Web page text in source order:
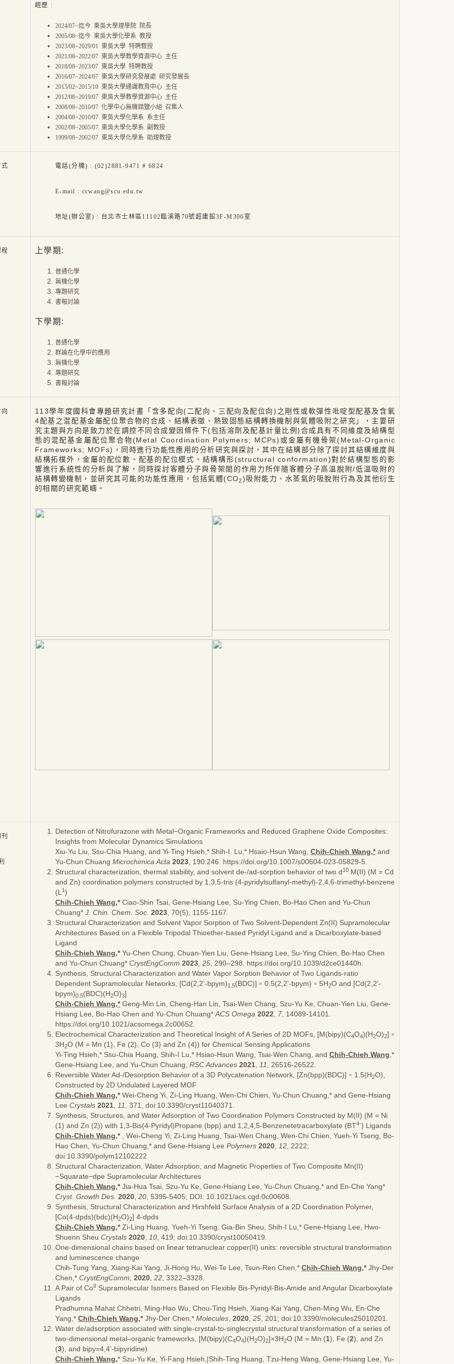
經歷 :
2024/07~迄今 東吳大學理學院 院長
2005/08~迄今 東吳大學化學系 教授
2023/08~2029/01 東吳大學 特聘教授
2021/08~2022/07 東吳大學教學資源中心 主任
2018/08~2023/07 東吳大學 特聘教授
2016/07~2024/07 東吳大學研究發展處 研究發展長
2015/02~2015/10 東吳大學通識教育中心 主任
2012/08~2019/07 東吳大學教學資源中心 主任
2008/08~2010/07 化學中心無機錯鹽小組 召集人
2004/08~2010/07 東吳大學化學系 系主任
2002/08~2005/07 東吳大學化學系 副教授
1999/08~2002/07 東吳大學化學系 助理教授
電話(分機) : (02)2881-9471 # 6824
E-mail : ccwang@scu.edu.tw
地址(辦公室) : 台北市士林區11102臨溪路70號超庸館3F-M306室
上學期:
普通化學
無機化學
專題研究
書報討論
下學期:
普通化學
群論在化學中的應用
無機化學
專題研究
書報討論
113學年度國科會專題研究計畫「含多配向(二配向、三配向及配位向)之剛性或軟彈性吡啶型配基及含氧
4配基之混配基金屬配位聚合物的合成、結構表徵、熱致固態結構轉換機制與氣體吸附之研究」，主要研
究主題與方向是致力於在調控不同合成變因條件下(包括溶劑及配基計量比例)合成具有不同維度及結構型
態的混配基金屬配位聚合物(Metal Coordination Polymers; MCPs)或金屬有機骨架(Metal-Organic
Frameworks; MOFs)，同時進行功能性應用的分析研究與探討，其中在結構部分除了探討其結構維度與
結構拓樸外，金屬的配位數、配基的配位模式、結構構形(structural conformation)對於結構型態的影
響進行系統性的分析與了解，同時探討客體分子與骨架間的作用力所伴隨客體分子高溫脫附/低溫吸附的
結構轉變機制，並研究其可能的功能性應用，包括氣體(CO2)吸附能力、水蒸氣的吸脫附行為及其他衍生
的相關的研究範疇。
Detection of Nitrofurazone with Metal−Organic Frameworks and Reduced Graphene Oxide Composites:
Insights from Molecular Dynamics Simulations
Xiu-Yu Liu, Ssu-Chia Huang, and Yi-Ting Hsieh,* Shih-I. Lu,* Hsaio-Hsun Wang, Chih-Chieh Wang,*and
Yu-Chun Chuang Microchimica Acta 2023 , 190:246. https://doi.org/10.1007/s00604-023-05829-5.
Structural characterization, thermal stability, and solvent de-/ad-sorption behavior of two d10 M(II) (M = Cd
and Zn) coordination polymers constructed by 1,3,5-tris (4-pyridylsulfanyl-methyl)-2,4,6-trimethyl-benzene
(L 1)
Chih-Chieh Wang,*Ciao-Shin Tsai, Gene-Hsiang Lee, Su-Ying Chien, Bo-Hao Chen and Yu-Chun
Chuang* J. Chin. Chem. Soc. 2023 , 70(5), 1155-1167.
Structural Characterization and Solvent Vapor Sorption of Two Solvent-Dependent Zn(II) Supramolecular
Architectures Based on a Flexible Tripodal Thioether-based Pyridyl Ligand and a Dicarboxylate-based
Ligand
Chih-Chieh Wang,*Yu-Chen Chung, Chuan-Yien Liu, Gene-Hsiang Lee, Su-Ying Chien, Bo-Hao Chen
and Yu-Chun Chuang* CrystEngComm 2023 25 , 290–298. https://doi.org/10.1039/d2ce01440h.
Synthesis, Structural Characterization and Water Vapor Sorption Behavior of Two Ligands-ratio
Dependent Supramolecular Networks, [Cd(2,2’-bpym)1.5(BDC)] × 0.5(2,2’-bpym) × 5H2O and [Cd(2,2’-
bpym)0.5(BDC)(H2O)3]
Chih-Chieh Wang,*Geng-Min Lin, Cheng-Han Lin, Tsai-Wen Chang, Szu-Yu Ke, Chuan-Yien Liu, Gene-
Hsiang Lee, Bo-Hao Chen and Yu-Chun Chuang* ACS Omega 2022 7 , 14089-14101.
https://doi.org/10.1021/acsomega.2c00652.
Electrochemical Characterization and Theoretical Insight of A Series of 2D MOFs, [M(bipy)(C4O4)(H2O)2] ×
3H2O (M = Mn (1), Fe (2), Co (3) and Zn (4)) for Chemical Sensing Applications
Yi-Ting Hsieh,* Ssu-Chia Huang, Shih-I Lu,* Hsiao-Hsun Wang, Tsai-Wen Chang, and Chih-Chieh Wang ,*
Gene-Hsiang Lee, and Yu-Chun Chuang, RSC Advances 2021 11
, 26516-26522.
Reversible Water Ad-/Desorption Behavior of a 3D Polycatenation Network, [Zn(bpp)(BDC)] × 1.5(H2O),
Constructed by 2D Undulated Layered MOF
Chih-Chieh Wang,*Wei-Cheng Yi, Zi-Ling Huang, Wen-Chi Chien, Yu-Chun Chuang,* and Gene-Hsiang
Lee Crystals 2021 11
, 371, doi:10.3390/cryst11040371.
Synthesis, Structures, and Water Adsorption of Two Coordination Polymers Constructed by M(II) (M = Ni
(1) and Zn (2)) with 1,3-Bis(4-Pyridyl)Propane (bpp) and 1,2,4,5-Benzenetetracarboxylate (BT4-) Ligands
Chih-Chieh Wang,*, Wei-Cheng Yi, Zi-Ling Huang, Tsai-Wen Chang, Wen-Chi Chien, Yueh-Yi Tseng, Bo-
Hao Chen, Yu-Chun Chuang,* and Gene-Hsiang Lee Polymers 2020 12 , 2222;
doi:10.3390/polym12102222
Structural Characterization, Water Adsorption, and Magnetic Properties of Two Composite Mn(II)
−Squarate−dpe Supramolecular Architectures
Chih-Chieh Wang,*Jia-Hua Tsai, Szu-Yu Ke, Gene-Hsiang Lee, Yu-Chun Chuang,* and En-Che Yang*
Cryst. Growth Des. 2020 20 , 5395-5405; DOI: 10.1021/acs.cgd.0c00608.
Synthesis, Structural Characterization and Hirshfeld Surface Analysis of a 2D Coordination Polymer,
[Co(4-dpds)(bdc)(H2O)2] 4-dpds
Chih-Chieh Wang,*Zi-Ling Huang, Yueh-Yi Tseng, Gia-Bin Sheu, Shih-I Lu,* Gene-Hsiang Lee, Hwo-
Shuenn Sheu Crystals 2020 10 , 419; doi:10.3390/cryst10050419.
One-dimensional chains based on linear tetranuclear copper(II) units: reversible structural transformation
and luminescence change
Chih-Tung Yang, Xiang-Kai Yang, Ji-Hong Hu, Wei-Te Lee, Tsun-Ren Chen,* Chih-Chieh Wang,*Jhy-Der
Chen,* CrystEngComm 2020 22 , 3322–3328.
A Pair of CoII Supramolecular Isomers Based on Flexible Bis-Pyridyl-Bis-Amide and Angular Dicarboxylate
Ligands
Pradhumna Mahat Chhetri, Ming-Hao Wu, Chou-Ting Hsieh, Xiang-Kai Yang, Chen-Ming Wu, En-Che
Yang,* Chih-Chieh Wang,*Jhy-Der Chen,* Molecules 2020 25 , 201; doi:10.3390/molecules25010201.
Water de/adsorption associated with single-crystal-to-singlecrystal structural transformation of a series of
two-dimensional metal–organic frameworks, [M(bipy)(C4O4)(H2O)2]×3H2O (M = Mn (1), Fe (2), and Zn
(3), and bipy=4,4’-bipyridine)
Chih-Chieh Wang,* Szu-Yu Ke, Yi-Fang Hsieh,|Shih-Ting Huang, Tzu-Heng Wang, Gene-Hsiang Lee, Yu-